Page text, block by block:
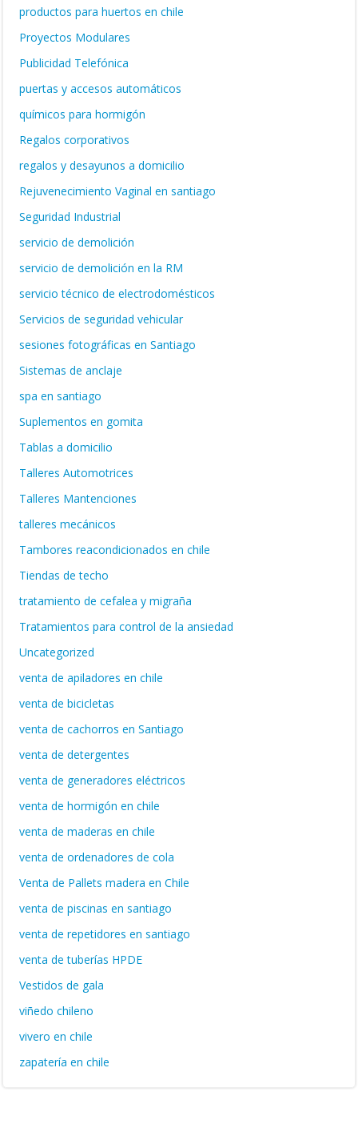
productos para huertos en chile
Proyectos Modulares
Publicidad Telefónica
puertas y accesos automáticos
químicos para hormigón
Regalos corporativos
regalos y desayunos a domicilio
Rejuvenecimiento Vaginal en santiago
Seguridad Industrial
servicio de demolición
servicio de demolición en la RM
servicio técnico de electrodomésticos
Servicios de seguridad vehicular
sesiones fotográficas en Santiago
Sistemas de anclaje
spa en santiago
Suplementos en gomita
Tablas a domicilio
Talleres Automotrices
Talleres Mantenciones
talleres mecánicos
Tambores reacondicionados en chile
Tiendas de techo
tratamiento de cefalea y migraña
Tratamientos para control de la ansiedad
Uncategorized
venta de apiladores en chile
venta de bicicletas
venta de cachorros en Santiago
venta de detergentes
venta de generadores eléctricos
venta de hormigón en chile
venta de maderas en chile
venta de ordenadores de cola
Venta de Pallets madera en Chile
venta de piscinas en santiago
venta de repetidores en santiago
venta de tuberías HPDE
Vestidos de gala
viñedo chileno
vivero en chile
zapatería en chile